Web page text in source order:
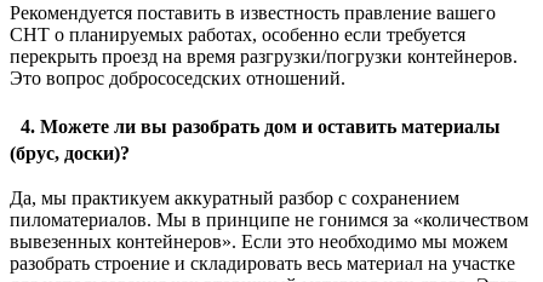
Рекомендуется поставить в известность правление вашего
СНТ о планируемых работах, особенно если требуется
перекрыть проезд на время разгрузки/погрузки контейнеров.
Это вопрос добрососедских отношений.
4. Можете ли вы разобрать дом и оставить материалы
(брус, доски)?
Да, мы практикуем аккуратный разбор с сохранением
пиломатериалов. Мы в принципе не гонимся за «количеством
вывезенных контейнеров». Если это необходимо мы можем
разобрать строение и складировать весь материал на участке